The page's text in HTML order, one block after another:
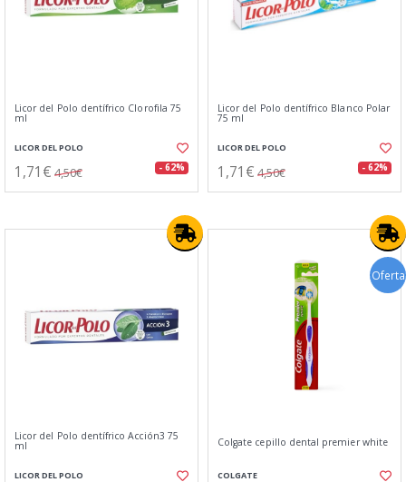
Licor del Polo dentífrico Clorofila 75
ml
LICOR DEL POLO
1,71€ 4,50€ - 62%
Licor del Polo dentí­frico Blanco Polar
75 ml
LICOR DEL POLO
1,71€ 4,50€ - 62%
Licor del Polo dentífrico Acción3 75
ml
LICOR DEL POLO
Oferta
Colgate cepillo dental premier white
COLGATE